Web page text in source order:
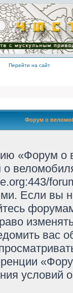
Перейти на сайт
Форум о
«Форум о
Если вы
вас
условий